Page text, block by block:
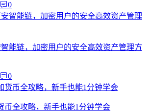
0
能链，加密用户的安全高效资产管理方
0
币全攻略，新手也能1分钟学会